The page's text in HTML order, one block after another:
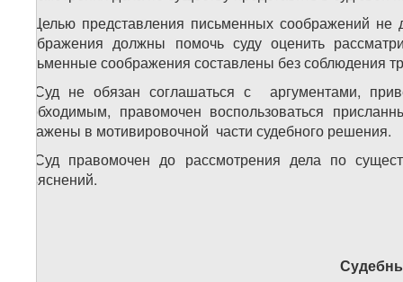
2. Целью представления письменных соображений
соображения должны помочь суду оценить
письменные соображения составлены без соблюдения
3. Суд не обязан соглашаться с аргументами,
необходимым, правомочен воспользоваться
отражены в мотивировочной части судебного решения.
4. Суд правомочен до рассмотрения дела по
объяснений.